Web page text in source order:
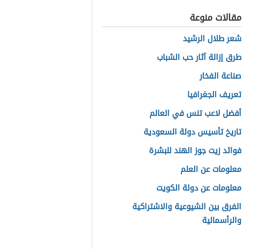
مقالات منوعة
شعر طلال الرشيد
طرق إزالة آثار حب الشباب
صناعة الفخار
تعريف الجغرافيا
أفضل لاعب تنس في العالم
تاريخ تأسيس دولة السعودية
فوائد زيت جوز الهند للبشرة
معلومات عن العلم
معلومات عن دولة الكويت
الفرق بين الشيوعية والاشتراكية
والرأسمالية